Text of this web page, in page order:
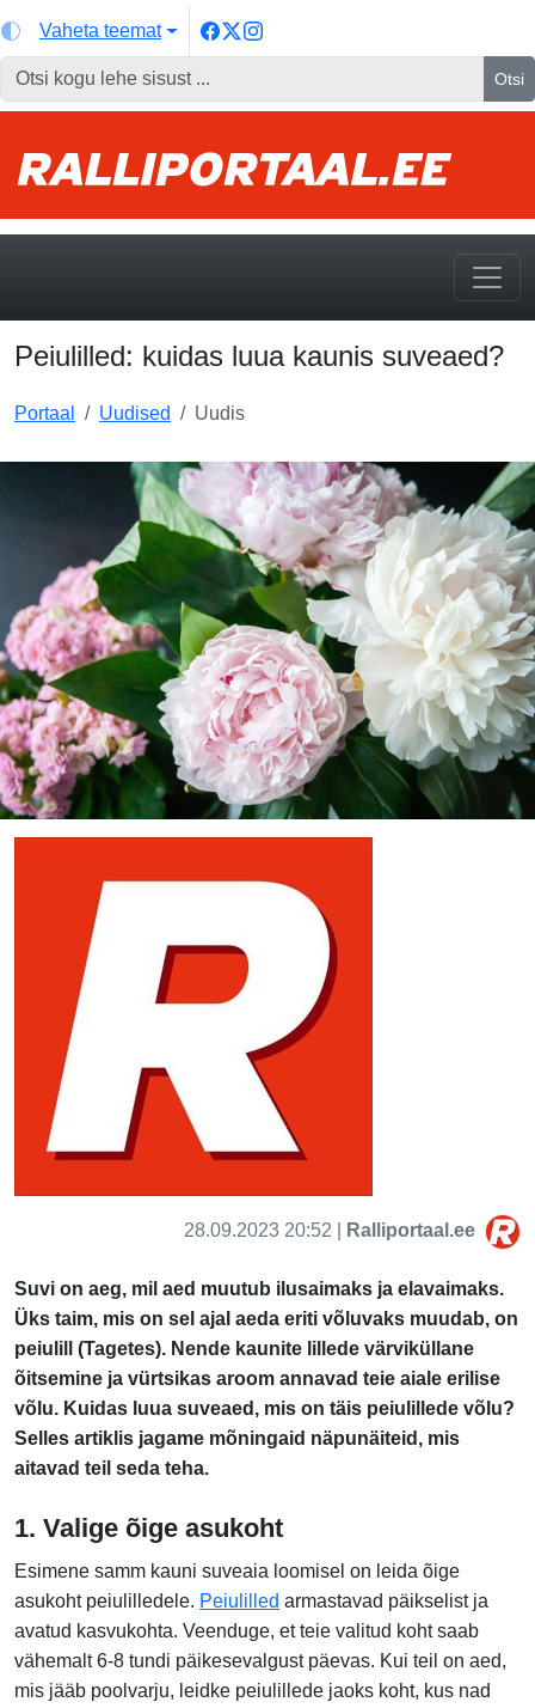
Vaheta teemat
Otsi
Peiulilled: kuidas luua kaunis suveaed?
Portaal Uudised Uudis
28.09.2023 20:52 | Ralliportaal.ee
Suvi on aeg, mil aed muutub ilusaimaks ja elavaimaks.
Üks taim, mis on sel ajal aeda eriti võluvaks muudab, on
peiulill (Tagetes). Nende kaunite lillede värviküllane
õitsemine ja vürtsikas aroom annavad teie aiale erilise
võlu. Kuidas luua suveaed, mis on täis peiulillede võlu?
Selles artiklis jagame mõningaid näpunäiteid, mis
aitavad teil seda teha.
1. Valige õige asukoht
Esimene samm kauni suveaia loomisel on leida õige
asukoht peiulilledele. Peiulilled armastavad päikselist ja
avatud kasvukohta. Veenduge, et teie valitud koht saab
vähemalt 6-8 tundi päikesevalgust päevas. Kui teil on aed,
mis jääb poolvarju, leidke peiulillede jaoks koht, kus nad